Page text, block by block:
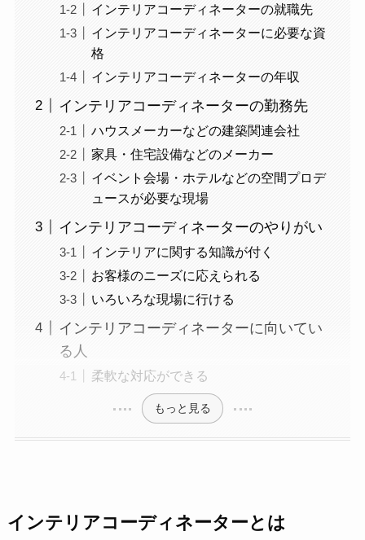
インテリアコーディネーターの就職先
インテリアコーディネーターに必要な資
格
インテリアコーディネーターの年収
インテリアコーディネーターの勤務先
ハウスメーカーなどの建築関連会社
家具・住宅設備などのメーカー
イベント会場・ホテルなどの空間プロデ
ュースが必要な現場
インテリアコーディネーターのやりがい
インテリアに関する知識が付く
お客様のニーズに応えられる
いろいろな現場に行ける
インテリアコーディネーターに向いてい
る人
柔軟な対応ができる
もっと見る
インテリアコーディネーターとは